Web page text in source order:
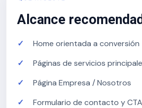
Alcance
Home orientada a conversión
Páginas de servicios
Página Empresa / Nosotros
Formulario de contacto y